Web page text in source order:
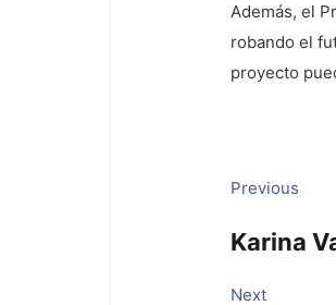
Además, el
robando el
proyecto
de
Previous
Karina
NextNext